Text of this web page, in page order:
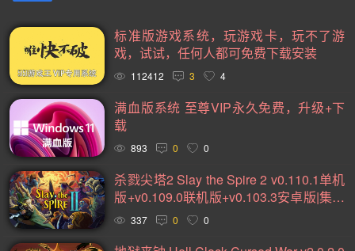
奇幻(373)
射击(362) 3D(352)
合作(350)
沙盒(341)
女性主角(332) 解谜(330)
恐怖(306)
科幻(297) 模拟经营(281)
日系游戏(278)
暴力(278)
氛围(277)
2D(242)
可爱(234) 轻度 Rogue(224)
即时战略(215)
管理(198) 砍杀(196)
太空(194)
血腥(184)
解谜冒险(177) 街机(176)
驾驶(169)
回合制战斗(168)
标准版游戏系统，玩游戏卡，玩不了游
戏，试试，任何人都可免费下载安装
112412 3 4
满血版系统 至尊VIP永久免费，升级+下
载
893 0 0
杀戮尖塔2 Slay the Spire 2 v0.110.1单机
版+v0.109.0联机版+v0.103.3安卓版|集成
全DLC|官方中文
337 0 0